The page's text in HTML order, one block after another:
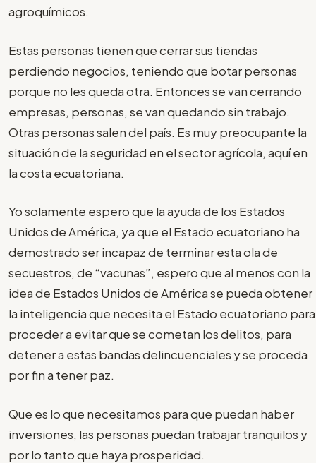
agroquímicos.
Estas personas tienen que cerrar sus tiendas
perdiendo negocios, teniendo que botar personas
porque no les queda otra. Entonces se van cerrando
empresas, personas, se van quedando sin trabajo.
Otras personas salen del país. Es muy preocupante la
situación de la seguridad en el sector agrícola, aquí en
la costa ecuatoriana.
Yo solamente espero que la ayuda de los Estados
Unidos de América, ya que el Estado ecuatoriano ha
demostrado ser incapaz de terminar esta ola de
secuestros, de “vacunas”, espero que al menos con la
idea de Estados Unidos de América se pueda obtener
la inteligencia que necesita el Estado ecuatoriano para
proceder a evitar que se cometan los delitos, para
detener a estas bandas delincuenciales y se proceda
por fin a tener paz.
Que es lo que necesitamos para que puedan haber
inversiones, las personas puedan trabajar tranquilos y
por lo tanto que haya prosperidad.